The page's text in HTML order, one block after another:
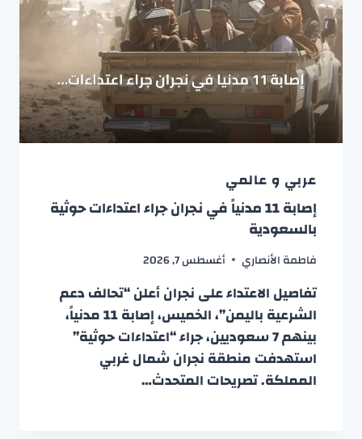
عربي و عالمي
إصابة 11 مدنياً في نجران جراء اعتداءات حوثية
بالسعودية
فاطمة الأنصاري أغسطس 7, 2026
تفاصيل الاعتداء على نجران أعلن “تحالف دعم
الشرعية باليمن”، الخميس، إصابة 11 مدنياً،
بينهم 7 سعوديين، جراء “اعتداءات حوثية”
استهدفت منطقة نجران شمال غربي
المملكة. تصريحات المتحدث…